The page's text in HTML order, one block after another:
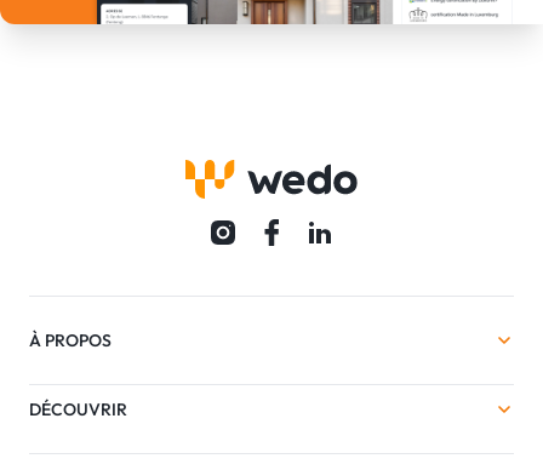
À PROPOS
DÉCOUVRIR